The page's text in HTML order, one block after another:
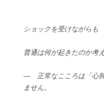
ショックを受けながらも
普通は何が起きたのか考え
― 正常なこころは「心
ません。